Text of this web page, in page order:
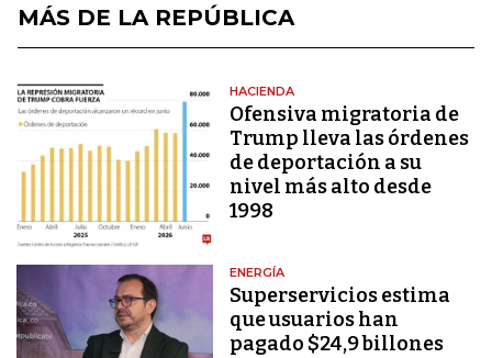
MÁS DE LA REPÚBLICA
HACIENDA
Ofensiva migratoria de
Trump lleva las órdenes
de deportación a su
nivel más alto desde
1998
ENERGÍA
Superservicios estima
que usuarios han
pagado $24,9 billones